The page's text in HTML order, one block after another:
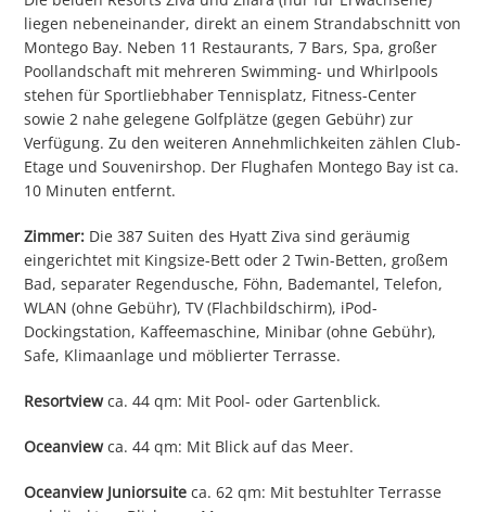
liegen nebeneinander, direkt an einem Strandabschnitt von
Montego Bay. Neben 11 Restaurants, 7 Bars, Spa, großer
Poollandschaft mit mehreren Swimming- und Whirlpools
stehen für Sportliebhaber Tennisplatz, Fitness-Center
sowie 2 nahe gelegene Golfplätze (gegen Gebühr) zur
Verfügung. Zu den weiteren Annehmlichkeiten zählen Club-
Etage und Souvenirshop. Der Flughafen Montego Bay ist ca.
10 Minuten entfernt.
Zimmer: Die 387 Suiten des Hyatt Ziva sind geräumig
eingerichtet mit Kingsize-Bett oder 2 Twin-Betten, großem
Bad, separater Regendusche, Föhn, Bademantel, Telefon,
WLAN (ohne Gebühr), TV (Flachbildschirm), iPod-
Dockingstation, Kaffeemaschine, Minibar (ohne Gebühr),
Safe, Klimaanlage und möblierter Terrasse.
Resortviewca. 44 qm: Mit Pool- oder Gartenblick.
Oceanviewca. 44 qm: Mit Blick auf das Meer.
Oceanview Juniorsuite ca. 62 qm: Mit bestuhlter Terrasse